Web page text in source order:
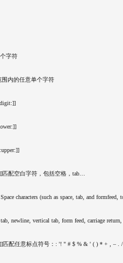
个字符
范围内的任意单个字符
匹配空白字符，包括空格，tab…
Space characters (such as space, tab, and formfeed,
tab, newline, vertical tab, form feed, carriage
匹配任意标点符号：: '! " # $ % & ' ( ) * + , – .